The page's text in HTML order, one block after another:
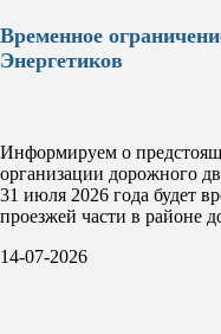
Временное
Энергетиков
Информируем о
организации дорожного
31 июля 2026 года будет
проезжей части в районе
14-07-2026